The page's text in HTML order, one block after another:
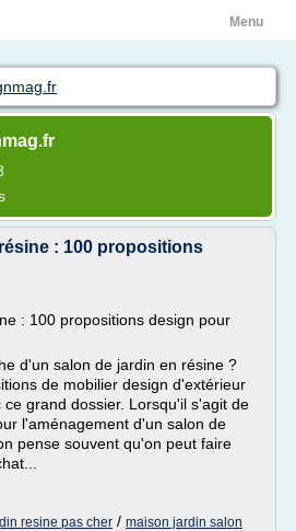
Menu
: 100 propositions
: 100 propositions design pour
d'un salon de jardin en résine ?
de mobilier design d'extérieur
grand dossier. Lorsqu'il s'agit de
l'aménagement d'un salon de
pense souvent qu'on peut faire
resine pas cher / maison jardin salon